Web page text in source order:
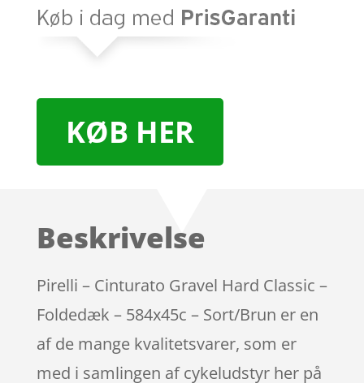
KØB HER
Beskrivelse
Pirelli – Cinturato Gravel Hard Classic –
Foldedæk – 584x45c – Sort/Brun er en
af de mange kvalitetsvarer, som er
med i samlingen af cykeludstyr her på